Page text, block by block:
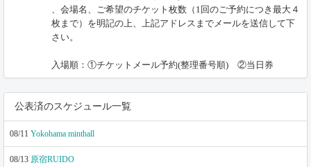
、会場名、ご希望のチケット枚数（1回のご予約につき最大４
枚まで）を明記の上、上記アドレスまでメールを送信して下
さい。
入場順：①チケットメール予約(整理番号順) ②当日券
公表済のスケジュール一覧
08/11 Yokohama minthall
08/13 原宿RUIDO